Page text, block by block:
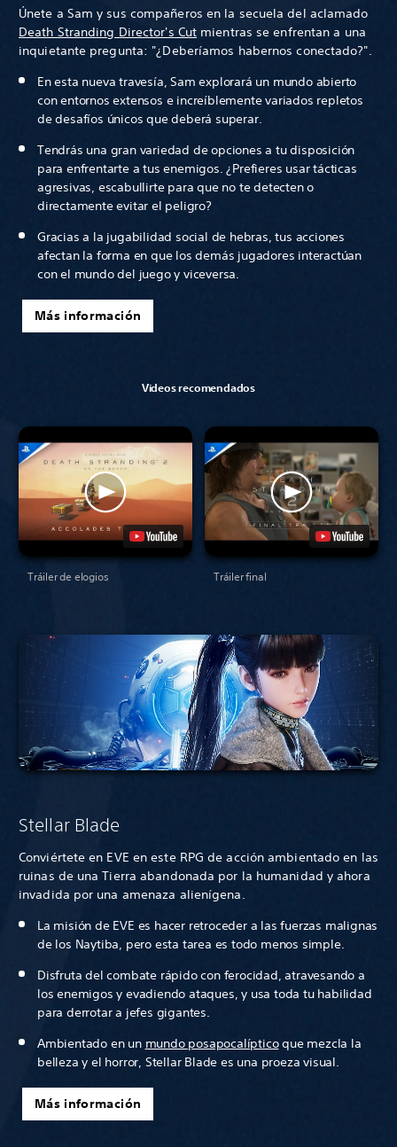
Únete a Sam y sus compañeros en la secuela del aclamado
Death Stranding Director's Cut mientras se enfrentan a una
inquietante pregunta: "¿Deberíamos habernos conectado?".
En esta nueva travesía, Sam explorará un mundo abierto
con entornos extensos e increíblemente variados repletos
de desafíos únicos que deberá superar.
Tendrás una gran variedad de opciones a tu disposición
para enfrentarte a tus enemigos. ¿Prefieres usar tácticas
agresivas, escabullirte para que no te detecten o
directamente evitar el peligro?
Gracias a la jugabilidad social de hebras, tus acciones
afectan la forma en que los demás jugadores interactúan
con el mundo del juego y viceversa.
Más información
Videos recomendados
Tráiler de elogios Tráiler final
Stellar Blade
Conviértete en EVE en este RPG de acción ambientado en las
ruinas de una Tierra abandonada por la humanidad y ahora
invadida por una amenaza alienígena.
La misión de EVE es hacer retroceder a las fuerzas malignas
de los Naytiba, pero esta tarea es todo menos simple.
Disfruta del combate rápido con ferocidad, atravesando a
los enemigos y evadiendo ataques, y usa toda tu habilidad
para derrotar a jefes gigantes.
Ambientado en un mundo posapocalípticoque mezcla la
belleza y el horror, Stellar Blade es una proeza visual.
Más información